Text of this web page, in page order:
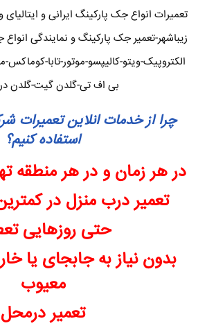
تعمیرات انواع جک پارکینگ ایرانی و
زیباشهر-تعمیر جک پارکینگ و نمایندگی
الکتروپیک-ویتو-کالیپسو-موتور-تابا-
بی اف تی-گلدن گیت-گلدن در
چرا از خدمات انلاین تعمیرات
استفاده کنیم؟
در هر زمان و در هر منطقه
تعمیر درب منزل در
حتی روزهایی
بدون نیاز به جابجای یا
معیوب
تعمیر درمحل